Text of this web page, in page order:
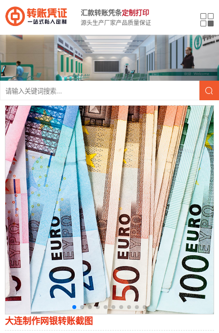
汇款转账凭条定制打印
源头生产厂家产品质量保证
大连制作网银转账截图